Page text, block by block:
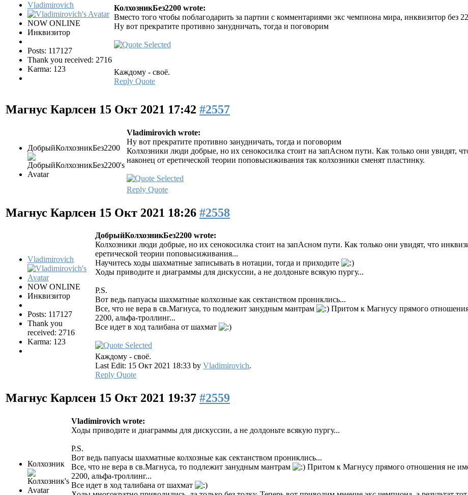
Vladimirovich
NOW ONLINE
Инквизитор
Posts: 117127
Thank you received: 2716
Karma: 123
КолхозникБез2200 wrote:
Вместо того чтобы поблагодарить за партии с комментариями экс чемпиона мира, инквизитор без
Ну вот прекратите противно занудничать, тогда и поговорим
Каждому - своё.
Reply Quote
Магнус Карлсен 15 Окт 2021 17:42 #2557
ДобрыйКолхозникБез2200
Vladimirovich wrote:
Ну вот прекратите противно занудничать, тогда и поговорим
Колхозники люди добрые, но их сенокосилка стоит на запАсном пути. Как только они увидят,
наконец от еретической теории поповысиживания так колхозники сменят пластинку.
Reply Quote
Магнус Карлсен 15 Окт 2021 18:26 #2558
Vladimirovich
NOW ONLINE
Инквизитор
Posts: 117127
Thank you
received: 2716
Karma: 123
ДобрыйКолхозникБез2200 wrote:
Колхозники люди добрые, но их сенокосилка стоит на запАсном пути. Как только они увидят, что
еретической теории поповысиживания...
Научитесь ходы шахматные записывать в нотации, тогда и приходите
Ходы приводите и диаграммы для дискуссии, а не долдоньте всякую пургу...
P.S.
Вот ведь папуасы шахматные колхозные как сектанством прониклись...
Все, что не вера в св.Магнуса, то подлежит занудным мантрам
Притом к Магнусу прямого
2200, альфа-троллинг...
Все идет в ход талибана от шахмат
Каждому - своё.
Last Edit: 15 Окт 2021 18:33 by Vladimirovich.
Reply Quote
Магнус Карлсен 15 Окт 2021 19:37 #2559
Колхозник
Vladimirovich wrote:
Ходы приводите и диаграммы для дискуссии, а не долдоньте всякую пургу...
P.S.
Вот ведь папуасы шахматные колхозные как сектанством прониклись...
Все, что не вера в св.Магнуса, то подлежит занудным мантрам
Притом к Магнусу прямого отношения не
2200, альфа-троллинг...
Все идет в ход талибана от шахмат